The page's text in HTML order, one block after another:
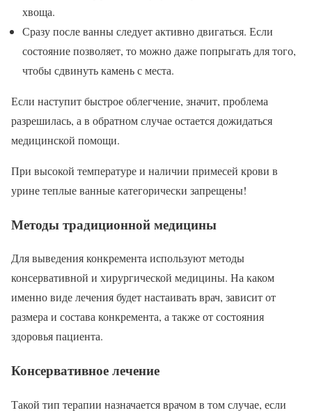
хвоща.
Сразу после ванны следует активно двигаться. Если
состояние позволяет, то можно даже попрыгать для того,
чтобы сдвинуть камень с места.
Если наступит быстрое облегчение, значит, проблема
разрешилась, а в обратном случае остается дожидаться
медицинской помощи.
При высокой температуре и наличии примесей крови в
урине теплые ванные категорически запрещены!
Методы традиционной медицины
Для выведения конкремента используют методы
консервативной и хирургической медицины. На каком
именно виде лечения будет настаивать врач, зависит от
размера и состава конкремента, а также от состояния
здоровья пациента.
Консервативное лечение
Такой тип терапии назначается врачом в том случае, если